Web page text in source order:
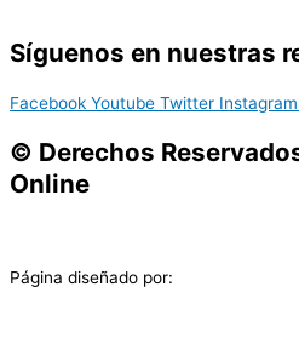
Síguenos en nuestras
Facebook Youtube Twitter Instagram
© Derechos
Online
Página diseñado por: